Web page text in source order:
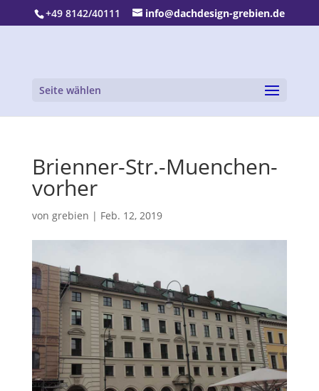
+49 8142/40111 info@dachdesign-grebien.de
Seite wählen
Brienner-Str.-Muenchen-
vorher
von grebien | Feb. 12, 2019